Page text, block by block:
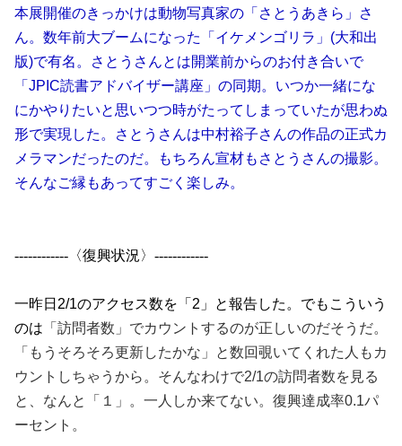
本展開催のきっかけは動物写真家の「さとうあきら」さ
ん。数年前大ブームになった「イケメンゴリラ」(大和出
版)で有名。さとうさんとは開業前からのお付き合いで
「JPIC読書アドバイザー講座」の同期。いつか一緒にな
にかやりたいと思いつつ時がたってしまっていたが思わぬ
形で実現した。さとうさんは中村裕子さんの作品の正式カ
メラマンだったのだ。もちろん宣材もさとうさんの撮影。
そんなご縁もあってすごく楽しみ。
------------〈復興状況〉------------
一昨日2/1のアクセス数を「2」と報告した。でもこういう
のは 「訪問者数」でカウントするのが正しいのだそうだ。
「もうそろそろ更新したかな」と数回覗いてくれた人もカ
ウントしちゃうから。そんなわけで2/1の訪問者数を見る
と、なんと「１」。一人しか来てない。復興達成率0.1パ
ーセント。